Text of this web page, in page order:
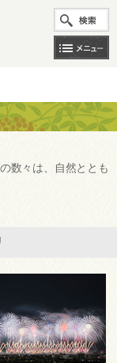
数々は、自然ととも